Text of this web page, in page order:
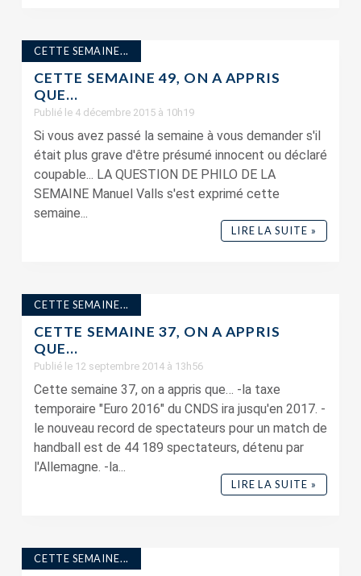
CETTE SEMAINE...
CETTE SEMAINE 49, ON A APPRIS
QUE…
Publié le 4 décembre 2015 à 10h19
Si vous avez passé la semaine à vous demander s'il
était plus grave d'être présumé innocent ou déclaré
coupable... LA QUESTION DE PHILO DE LA
SEMAINE Manuel Valls s'est exprimé cette
semaine...
LIRE LA SUITE »
CETTE SEMAINE...
CETTE SEMAINE 37, ON A APPRIS
QUE…
Publié le 12 septembre 2014 à 13h56
Cette semaine 37, on a appris que… -la taxe
temporaire "Euro 2016" du CNDS ira jusqu'en 2017. -
le nouveau record de spectateurs pour un match de
handball est de 44 189 spectateurs, détenu par
l'Allemagne. -la...
LIRE LA SUITE »
CETTE SEMAINE...